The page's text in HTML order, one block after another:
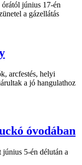
június 17-én
a gázellátás
arcfestés, helyi
a jó hangulathoz
óvodában
5-én délután a